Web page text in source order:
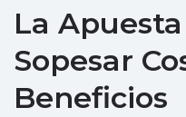
La
Sopesar
Beneficios